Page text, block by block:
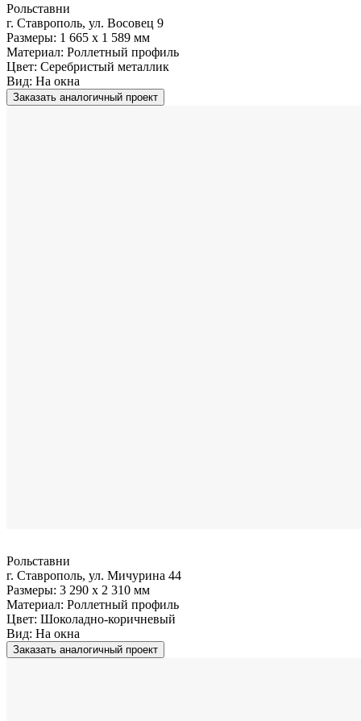
Рольставни
г. Ставрополь, ул. Восовец 9
Размеры: 1 665 x 1 589 мм
Материал: Роллетный профиль
Цвет: Серебристый металлик
Вид: На окна
Заказать аналогичный проект
Рольставни
г. Ставрополь, ул. Мичурина 44
Размеры: 3 290 x 2 310 мм
Материал: Роллетный профиль
Цвет: Шоколадно-коричневый
Вид: На окна
Заказать аналогичный проект